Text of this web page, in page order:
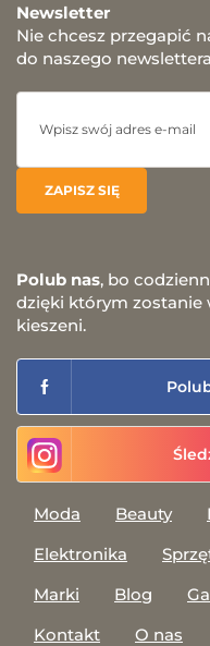
Newsletter
Nie chcesz przegapić
do naszego
Polub nas, bo
dzięki którym zostanie
kieszeni.
Moda Beauty
Elektronika
Marki
Blog
Kontakt
O nas